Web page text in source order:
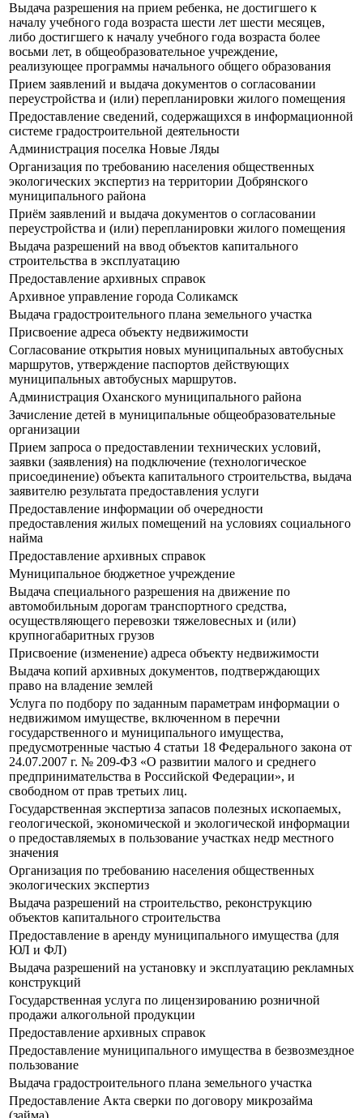
Выдача разрешения на прием ребенка, не достигшего к
началу учебного года возраста шести лет шести месяцев,
либо достигшего к началу учебного года возраста более
восьми лет, в общеобразовательное учреждение,
реализующее программы начального общего образования
Прием заявлений и выдача документов о согласовании
переустройства и (или) перепланировки жилого помещения
Предоставление сведений, содержащихся в информационной
системе градостроительной деятельности
Администрация поселка Новые Ляды
Организация по требованию населения общественных
экологических экспертиз на территории Добрянского
муниципального района
Приём заявлений и выдача документов о согласовании
переустройства и (или) перепланировки жилого помещения
Выдача разрешений на ввод объектов капитального
строительства в эксплуатацию
Предоставление архивных справок
Архивное управление города Соликамск
Выдача градостроительного плана земельного участка
Присвоение адреса объекту недвижимости
Согласование открытия новых муниципальных автобусных
маршрутов, утверждение паспортов действующих
муниципальных автобусных маршрутов.
Администрация Оханского муниципального района
Зачисление детей в муниципальные общеобразовательные
организации
Прием запроса о предоставлении технических условий,
заявки (заявления) на подключение (технологическое
присоединение) объекта капитального строительства, выдача
заявителю результата предоставления услуги
Предоставление информации об очередности
предоставления жилых помещений на условиях социального
найма
Предоставление архивных справок
Муниципальное бюджетное учреждение
Выдача специального разрешения на движение по
автомобильным дорогам транспортного средства,
осуществляющего перевозки тяжеловесных и (или)
крупногабаритных грузов
Присвоение (изменение) адреса объекту недвижимости
Выдача копий архивных документов, подтверждающих
право на владение землей
Услуга по подбору по заданным параметрам информации о
недвижимом имуществе, включенном в перечни
государственного и муниципального имущества,
предусмотренные частью 4 статьи 18 Федерального закона от
24.07.2007 г. № 209-ФЗ «О развитии малого и среднего
предпринимательства в Российской Федерации», и
свободном от прав третьих лиц.
Государственная экспертиза запасов полезных ископаемых,
геологической, экономической и экологической информации
о предоставляемых в пользование участках недр местного
значения
Организация по требованию населения общественных
экологических экспертиз
Выдача разрешений на строительство, реконструкцию
объектов капитального строительства
Предоставление в аренду муниципального имущества (для
ЮЛ и ФЛ)
Выдача разрешений на установку и эксплуатацию рекламных
конструкций
Государственная услуга по лицензированию розничной
продажи алкогольной продукции
Предоставление архивных справок
Предоставление муниципального имущества в безвозмездное
пользование
Выдача градостроительного плана земельного участка
Предоставление Акта сверки по договору микрозайма